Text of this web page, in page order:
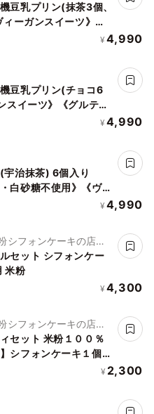
豆乳プリン(抹茶3個、
ーガンスイーツ》
》
¥ 4,990
機豆乳プリン(チョコ6
スイーツ》《グルテン
¥ 4,990
宇治抹茶) 6個入り
白砂糖不使用》《ヴィ
《グルテンフリー》¥ 4,990
シフォンケーキの店
セット シフォンケー
米粉
¥ 4,300
シフォンケーキの店
セット 米粉１００％
シフォンケーキ１個
クッキー
¥ 2,300